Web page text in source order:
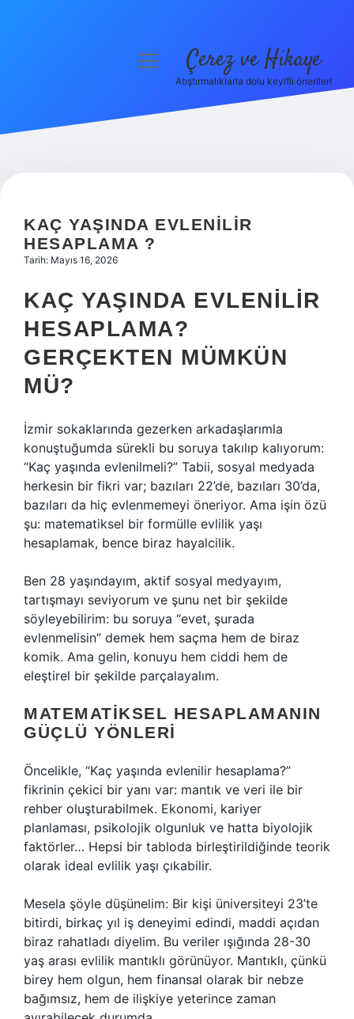
Hakkımızda
menüyü Çerez ve Hikaye
Atıştırmalıklarla dolu keyifli öneriler!
KAÇ YAŞINDA EVLENILIR
HESAPLAMA ?
Tarih: Mayıs 16, 2026
KAÇ YAŞINDA EVLENILIR
HESAPLAMA?
GERÇEKTEN MÜMKÜN
MÜ?
İzmir sokaklarında gezerken arkadaşlarımla
konuştuğumda sürekli bu soruya takılıp kalıyorum:
“Kaç yaşında evlenilmeli?” Tabii, sosyal medyada
herkesin bir fikri var; bazıları 22’de, bazıları 30’da,
bazıları da hiç evlenmemeyi öneriyor. Ama işin özü
şu: matematiksel bir formülle evlilik yaşı
hesaplamak, bence biraz hayalcilik.
Ben 28 yaşındayım, aktif sosyal medyayım,
tartışmayı seviyorum ve şunu net bir şekilde
söyleyebilirim: bu soruya “evet, şurada
evlenmelisin” demek hem saçma hem de biraz
komik. Ama gelin, konuyu hem ciddi hem de
eleştirel bir şekilde parçalayalım.
MATEMATIKSEL HESAPLAMANIN
GÜÇLÜ YÖNLERI
Öncelikle, “Kaç yaşında evlenilir hesaplama?”
fikrinin çekici bir yanı var: mantık ve veri ile bir
rehber oluşturabilmek. Ekonomi, kariyer
planlaması, psikolojik olgunluk ve hatta biyolojik
faktörler… Hepsi bir tabloda birleştirildiğinde teorik
olarak ideal evlilik yaşı çıkabilir.
Mesela şöyle düşünelim: Bir kişi üniversiteyi 23’te
bitirdi, birkaç yıl iş deneyimi edindi, maddi açıdan
biraz rahatladı diyelim. Bu veriler ışığında 28-30
yaş arası evlilik mantıklı görünüyor. Mantıklı, çünkü
birey hem olgun, hem finansal olarak bir nebze
bağımsız, hem de ilişkiye yeterince zaman